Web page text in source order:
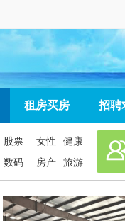
租房买房 招聘
股票 女性
健康
数码 房产 旅游